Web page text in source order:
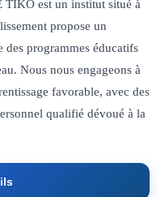
est un institut situé à
propose un
des programmes éducatifs
Nous nous engageons à
favorable, avec des
qualifié dévoué à la